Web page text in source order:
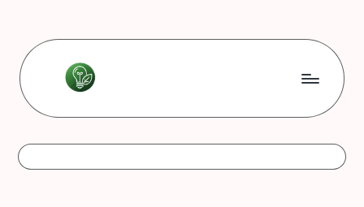
content
L
e
s
astuces